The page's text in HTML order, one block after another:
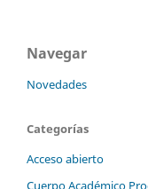
Navegar
Novedades
Categorías
Acceso abierto
Cuerpo Académico